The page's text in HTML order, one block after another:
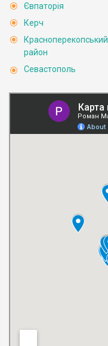
Євпаторія
Керч
Красноперекопський
район
Севастополь